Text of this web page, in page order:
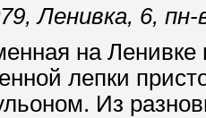
Ленивка, 6,
на
лепки
Из